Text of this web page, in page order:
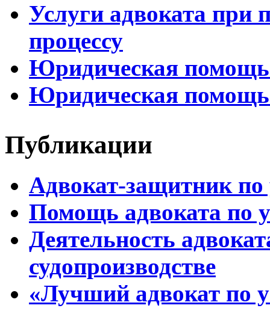
Услуги адвоката при
процессу
Юридическая помощь
Юридическая помощь
Публикации
Адвокат-защитник
Помощь адвоката по
Деятельность
судопроизводстве
«Лучший адвокат по